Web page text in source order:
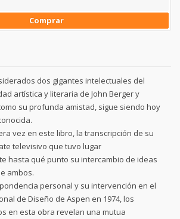
Comprar
dos gigantes intelectuales del
artística y literaria de John Berger y
su profunda amistad, sigue siendo hoy
vez en este libro, la transcripción de su
televisivo que tuvo lugar
hasta qué punto su intercambio de ideas
ambos.
personal y su intervención en el
de Diseño de Aspen en 1974, los
en esta obra revelan una mutua